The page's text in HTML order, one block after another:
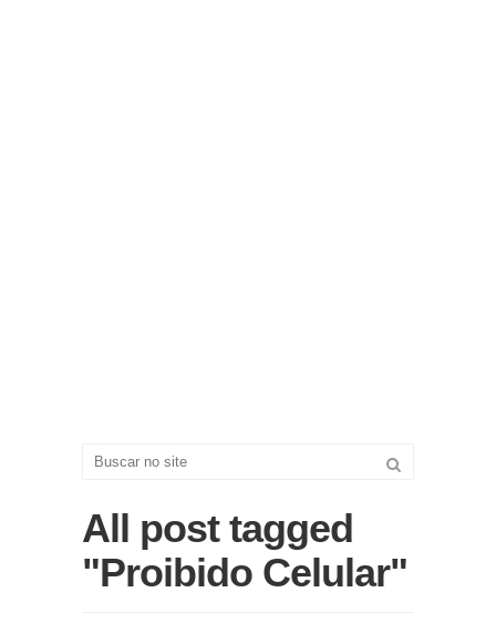
All post tagged
"Proibido Celular"